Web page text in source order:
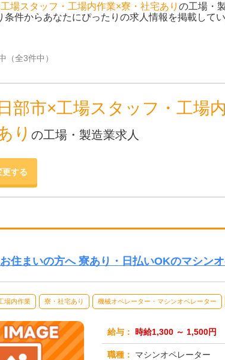
場スタッフ・工場内作業×寮・社宅あり の工場・
条件からあなたにぴったりの求人情報を掲載してい
（全3件中）
部市×工場スタッフ・工場
り の工場・製造業求人
更する
住まいの方へ 寮あり・日払いOKのマシン
場内作業 寮・社宅あり 機械オペレーター・マシンオペレーター
給与： 時給1,300 ～ 1,500円
職種： マシンオペレーター